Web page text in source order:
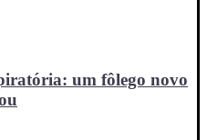
um fôlego novo